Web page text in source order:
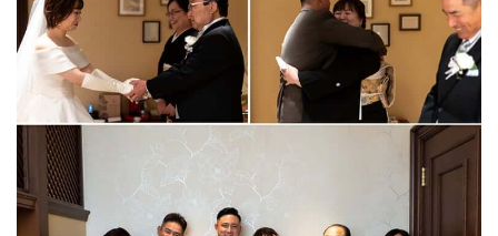
Party
フロアガイド
ギャラリー
アクセス
紹介キャンペーン
採用情報